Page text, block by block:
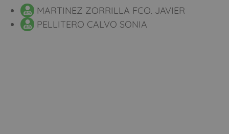
MARTINEZ ZORRILLA FCO. JAVIER
PELLITERO CALVO SONIA